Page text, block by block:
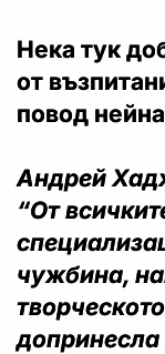
Нека тук
от
повод
Андрей
“От
чужбина,